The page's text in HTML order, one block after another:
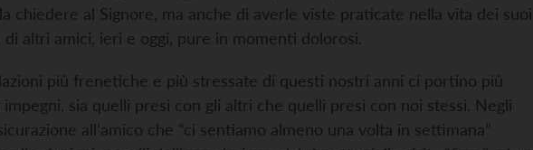
chiedere al Signore, ma anche di averle viste praticate nella vita dei suoi
altri amici, ieri e oggi, pure in momenti dolorosi.
più frenetiche e più stressate di questi nostri anni ci portino più
impegni, sia quelli presi con gli altri che quelli presi con noi stessi. Negli
all’amico che “ci sentiamo almeno una volta in settimana”